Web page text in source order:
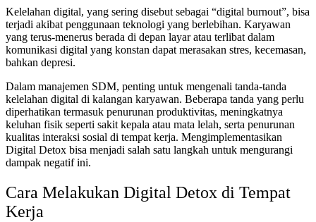
Kelelahan digital, yang sering disebut sebagai “digital burnout”, bisa
terjadi akibat penggunaan teknologi yang berlebihan. Karyawan
yang terus-menerus berada di depan layar atau terlibat dalam
komunikasi digital yang konstan dapat merasakan stres, kecemasan,
bahkan depresi.
Dalam manajemen SDM, penting untuk mengenali tanda-tanda
kelelahan digital di kalangan karyawan. Beberapa tanda yang perlu
diperhatikan termasuk penurunan produktivitas, meningkatnya
keluhan fisik seperti sakit kepala atau mata lelah, serta penurunan
kualitas interaksi sosial di tempat kerja. Mengimplementasikan
Digital Detox bisa menjadi salah satu langkah untuk mengurangi
dampak negatif ini.
Cara Melakukan Digital Detox di Tempat
Kerja